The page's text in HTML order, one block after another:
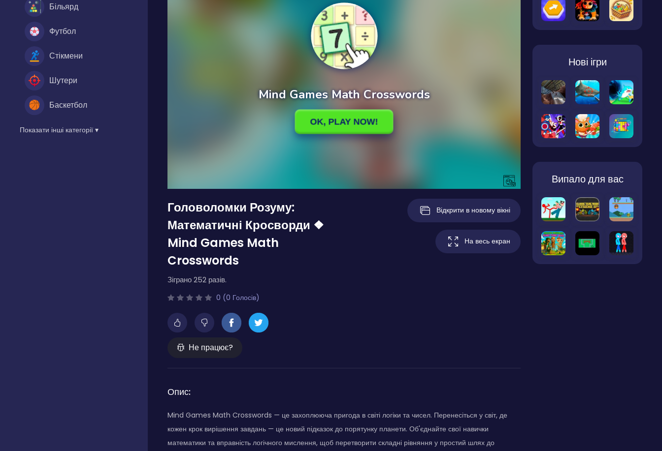
Більярд
Футбол
Стікмени
Шутери
Баскетбол
Показати інші категорії ▾
Головоломки Розуму:
Математичні Кросворди ❖
Mind Games Math
Crosswords
Зіграно 252 разів.
0 (0 Голосів)
Не працює?
Відкрити в новому вікні
На весь екран
Опис:
Mind Games Math Crosswords — це захоплююча пригода в світі логіки та чисел. Перенесіться у світ, де
кожен крок вирішення завдань — це новий підказок до порятунку планети. Об'єднайте свої навички
математики та вправність логічного мислення, щоб перетворити складні рівняння у простий шлях до
Нові ігри
Випало для вас